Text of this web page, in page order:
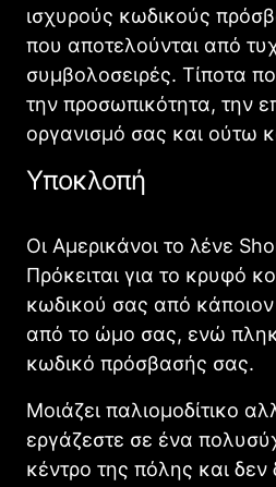
ισχυρούς κωδικούς
που αποτελούνται από
συμβολοσειρές. Τίποτα
την προσωπικότητα, την
οργανισμό σας και ούτω
Υποκλοπή
Οι Αμερικάνοι το λένε
Πρόκειται για το κρυφό
κωδικού σας από
από το ώμο σας, ενώ
κωδικό πρόσβασής σας.
Μοιάζει παλιομοδίτικο
εργάζεστε σε ένα
κέντρο της πόλης και δεν